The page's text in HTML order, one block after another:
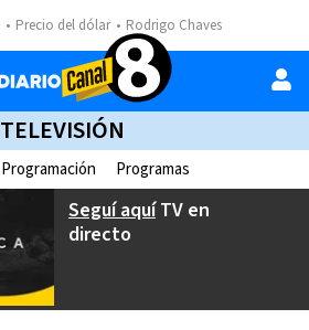
Precio del dólar Rodrigo Chaves
TELEVISIÓN
Programación Programas
Seguí aquíTV en
directo